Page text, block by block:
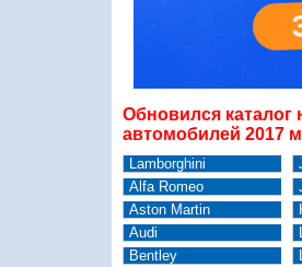
Обновился каталог
автомобилей 2017
Lamborghini
Alfa Romeo
Aston Martin
Audi
Bentley